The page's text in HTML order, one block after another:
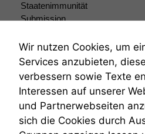
Staatenimmunität
Submission
Teilungsklage
Venezuela
VRK
Wiederherstellungsanordnung
Zivilprozessordnung
ZPO
Zustellfiktion
Wir nutzen Cookies, um
Services anzubieten,
verbessern sowie Texte
Interessen auf unserer
und Partnerwebseiten
sich die Cookies durch